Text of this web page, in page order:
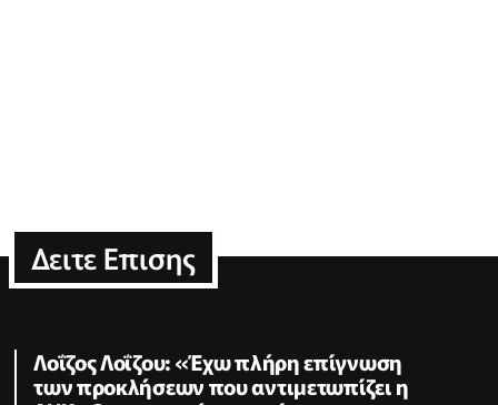
Δειτε Επισης
Λοΐζος Λοΐζου: «Έχω πλήρη επίγνωση
των προκλήσεων που αντιμετωπίζει η